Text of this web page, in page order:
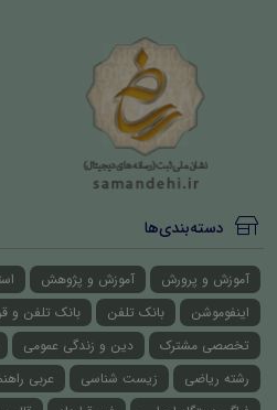
دسته‌بندی‌ها
آموزش و پرورش آموزش و پژوهش
اینفوموشن
بانک تلفن بانک تلفن و
تخصصی مشترک
دین و زندگی عمومی
رشته ریاضی
زیست شناسی عربی